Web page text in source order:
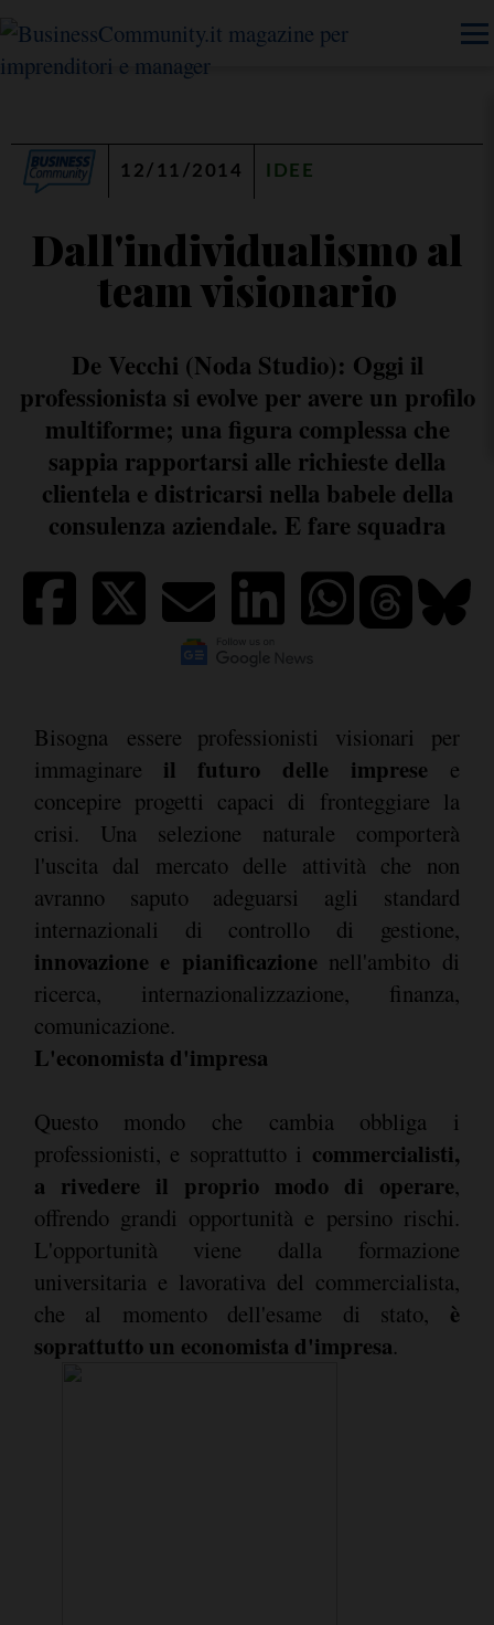
12/11/2014 IDEE
Dall'individualismo al
team visionario
De Vecchi (Noda Studio): Oggi il
professionista si evolve per avere un profilo
multiforme; una figura complessa che
sappia rapportarsi alle richieste della
clientela e districarsi nella babele della
consulenza aziendale. E fare squadra
Bisogna essere professionisti visionari per
immaginare il futuro delle imprese e
concepire progetti capaci di fronteggiare la
crisi. Una selezione naturale comporterà
l'uscita dal mercato delle attività che non
avranno saputo adeguarsi agli standard
internazionali di controllo di gestione,
innovazione e pianificazione nell'ambito di
ricerca, internazionalizzazione, finanza,
comunicazione.
L'economista d'impresa
Questo mondo che cambia obbliga i
professionisti, e soprattutto i commercialisti,
a rivedere il proprio modo di operare,
offrendo grandi opportunità e persino rischi.
L'opportunità viene dalla formazione
universitaria e lavorativa del commercialista,
che al momento dell'esame di stato, è
soprattutto un economista d'impresa.